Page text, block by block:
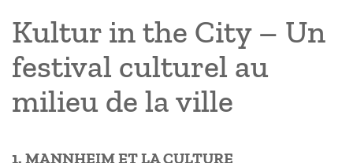
Kultur in the City – Un
festival culturel au
milieu de la ville
1. MANNHEIM ET LA CULTURE